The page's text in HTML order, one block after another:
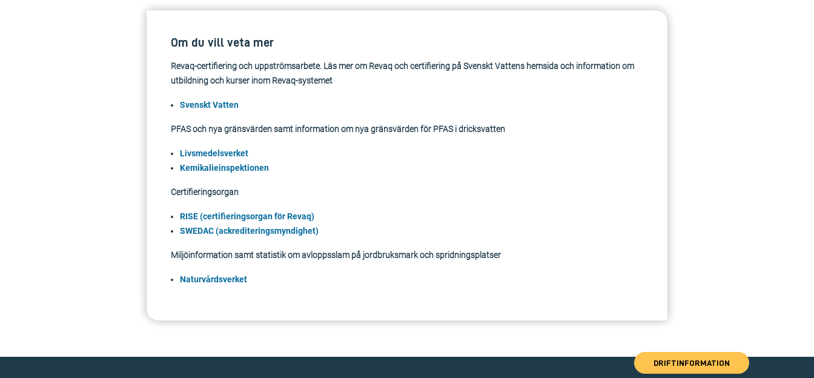
Om du vill veta mer
Revaq-certifiering och uppströmsarbete. Läs mer om Revaq och certifiering på Svenskt Vattens hemsida och information om
utbildning och kurser inom Revaq-systemet
Svenskt Vatten
PFAS och nya gränsvärden samt information om nya gränsvärden för PFAS i dricksvatten
Livsmedelsverket
Kemikalieinspektionen
Certifieringsorgan
RISE (certifieringsorgan för Revaq)
SWEDAC (ackrediteringsmyndighet)
Miljöinformation samt statistik om avloppsslam på jordbruksmark och spridningsplatser
Naturvårdsverket
DRIFTINFORMATION